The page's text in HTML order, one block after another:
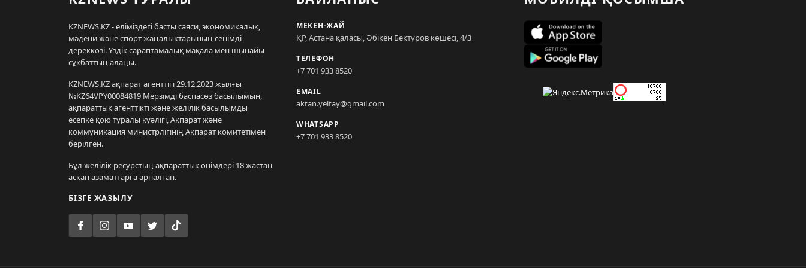
KZNEWS.KZ - еліміздегі басты саяси, экономикалық,
мәдени және спорт жаңалықтарының сенімді
дереккөзі. Үздік сараптамалық мақала мен шынайы
сұқбаттың алаңы.
KZNEWS.KZ ақпарат агенттігі 29.12.2023 жылғы
№KZ64VPY00084819 Мерзімді баспасөз басылымын,
ақпараттық агенттікті және желілік басылымды
есепке қою туралы куәлігі, Ақпарат және
коммуникация министрлігінің Ақпарат комитетімен
берілген.
Бұл желілік ресурстың ақпараттық өнімдері 18 жастан
асқан азаматтарға арналған.
БІЗГЕ ЖАЗЫЛУ
МЕКЕН-ЖАЙ
ҚР, Астана қаласы, Әбікен Бектұров көшесі, 4/3
ТЕЛЕФОН
+7 701 933 8520
EMAIL
aktan.yeltay@gmail.com
WHATSAPP
+7 701 933 8520